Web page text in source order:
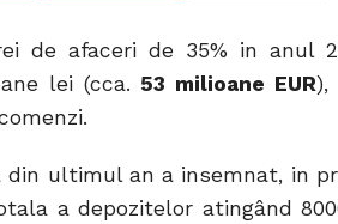
de afaceri de 35% in anul
lei (cca. 53 milioane EUR),
din ultimul an a insemnat, in
a depozitelor atingând